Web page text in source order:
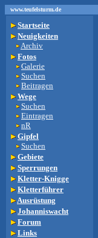
www.teufelsturm.de
Startseite
Neuigkeiten
Archiv
Fotos
Galerie
Suchen
Beitragen
Wege
Suchen
Eintragen
nR
Gipfel
Suchen
Gebiete
Sperrungen
Kletter-Knigge
Kletterführer
Ausrüstung
Johanniswacht
Forum
Links